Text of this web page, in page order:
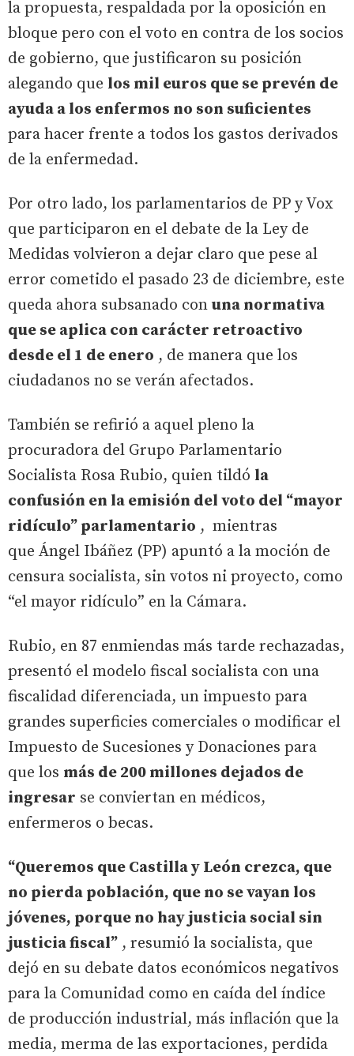
la propuesta, respaldada por la oposición en
bloque pero con el voto en contra de los socios
de gobierno, que justificaron su posición
alegando que los mil euros que se prevén de
ayuda a los enfermos no son suficientes
para hacer frente a todos los gastos derivados
de la enfermedad.
Por otro lado, los parlamentarios de PP y Vox
que participaron en el debate de la Ley de
Medidas volvieron a dejar claro que pese al
error cometido el pasado 23 de diciembre, este
queda ahora subsanado con una normativa
que se aplica con carácter retroactivo
desde el 1 de enero , de manera que los
ciudadanos no se verán afectados.
También se refirió a aquel pleno la
procuradora del Grupo Parlamentario
Socialista Rosa Rubio, quien tildó la
confusión en la emisión del voto del “mayor
ridículo” parlamentario , mientras
que Ángel Ibáñez (PP) apuntó a la moción de
censura socialista, sin votos ni proyecto, como
“el mayor ridículo” en la Cámara.
Rubio, en 87 enmiendas más tarde rechazadas,
presentó el modelo fiscal socialista con una
fiscalidad diferenciada, un impuesto para
grandes superficies comerciales o modificar el
Impuesto de Sucesiones y Donaciones para
que los más de 200 millones dejados de
ingresar se conviertan en médicos,
enfermeros o becas.
“Queremos que Castilla y León crezca, que
no pierda población, que no se vayan los
jóvenes, porque no hay justicia social sin
justicia fiscal” , resumió la socialista, que
dejó en su debate datos económicos negativos
para la Comunidad como en caída del índice
de producción industrial, más inflación que la
media, merma de las exportaciones, perdida